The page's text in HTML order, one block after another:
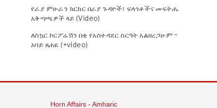
የራያ ምሁራን ክርክር በራያ ጉዳዮች፣ ፍላጎቶችና መፍትሔ
አቅጣጫዎች ላይ (Video)
ለስኳር ኮርፖሬሽን በቂ የአስተዳደር ስርዓት አልዘረጋሁም ~
አባይ ጸሐዬ (+video)
Horn Affairs - Amharic